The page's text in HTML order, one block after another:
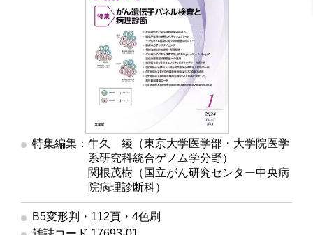
特集編集：牛久 綾（東京大学医学部・大学院医学
系研究科統合ゲノム学分野）
関根茂樹（国立がん研究センター中央病
院病理診断科）
B5変形判・112頁・4色刷